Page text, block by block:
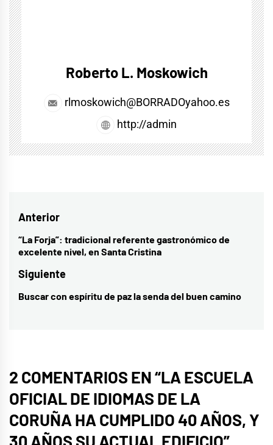
Roberto L. Moskowich
rlmoskowich@BORRADOyahoo.es
http://admin
Navegación
de
Anterior
Entrada
anterior:
“La Forja”: tradicional referente gastronómico de
excelente nivel, en Santa Cristina
Siguiente
Entrada
Buscar con espíritu de paz la senda del buen camino
2 COMENTARIOS EN “LA ESCUELA
OFICIAL DE IDIOMAS DE LA
CORUÑA HA CUMPLIDO 40 AÑOS, Y
30 AÑOS SU ACTUAL EDIFICIO”